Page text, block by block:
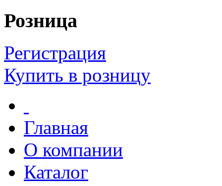
Розница
Регистрация
Купить в розницу
Главная
О компании
Каталог